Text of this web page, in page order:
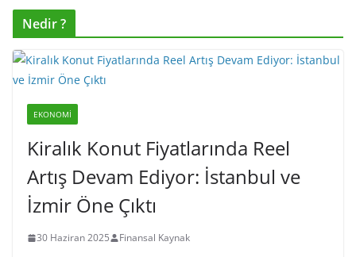
Nedir ?
EKONOMI
Kiralık Konut Fiyatlarında Reel
Artış Devam Ediyor: İstanbul ve
İzmir Öne Çıktı
30 Haziran 2025 Finansal Kaynak